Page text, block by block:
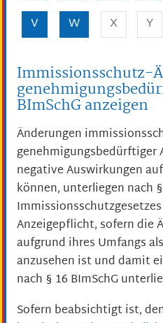
V
W X Y
Immissionsschutz-
BImSchG anzeigen
Änderungen
genehmigungsbedürftiger
negative Auswirkungen
können, unterliegen nach
Anzeigepflicht, sofern die
aufgrund ihres Umfangs
anzusehen ist und damit
nach § 16 BImSchG
Sofern beabsichtigt ist,